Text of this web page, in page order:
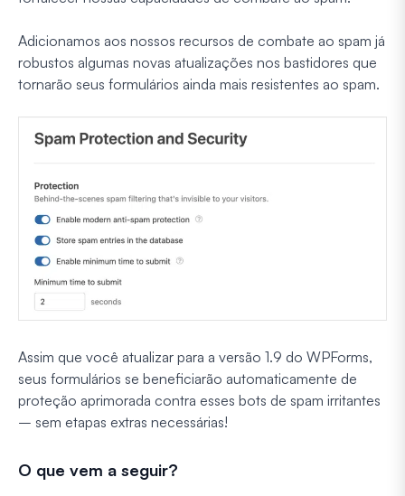
Adicionamos aos nossos recursos de combate ao spam já
robustos algumas novas atualizações nos bastidores que
tornarão seus formulários ainda mais resistentes ao spam.
Assim que você atualizar para a versão 1.9 do WPForms,
seus formulários se beneficiarão automaticamente de
proteção aprimorada contra esses bots de spam irritantes
– sem etapas extras necessárias!
O que vem a seguir?